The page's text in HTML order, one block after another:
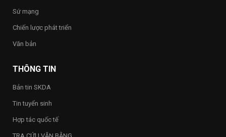
Sứ mạng
Chiến lược phát triển
Văn bản
THÔNG TIN
Bản tin SKDA
Tin tuyển sinh
Hợp tác quốc tế